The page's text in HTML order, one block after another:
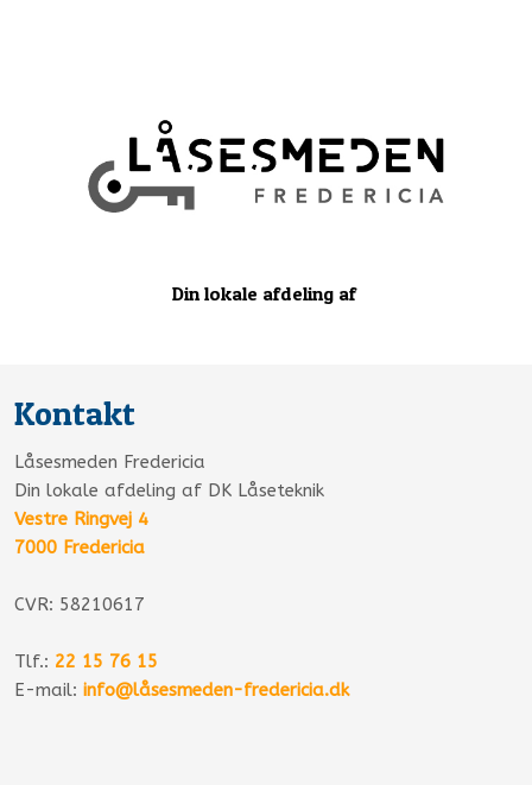
Din lokale afdeling af ​
Kontakt​
Låsesmeden Fredericia
Din lokale afdeling af DK Låseteknik
Vestre Ringvej 4
7000 Fredericia​
CVR: 58210617
Tlf.: 22 15 76 15
E-mail: info@låsesmeden-fredericia.dk